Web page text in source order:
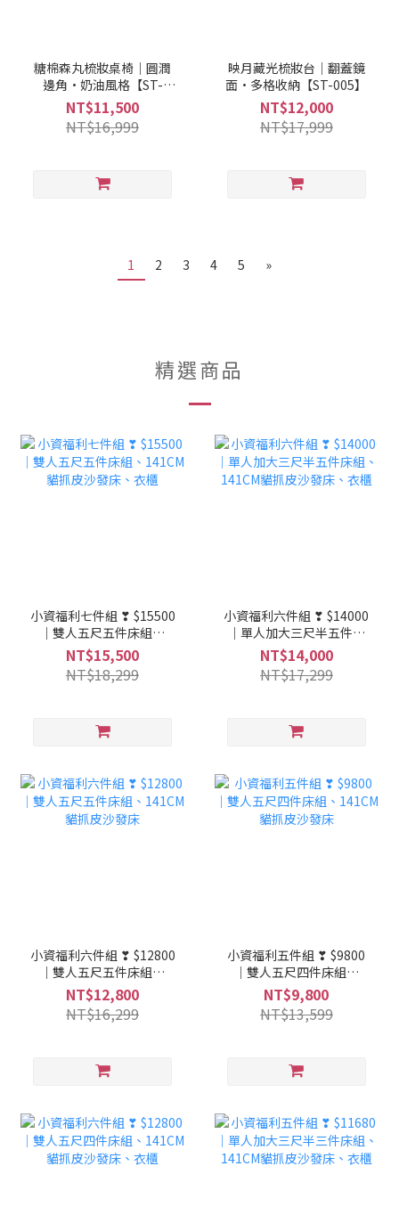
糖棉森丸梳妝桌椅｜圓潤
邊角·奶油風格【ST-
006】
NT$11,500
NT$16,999
映月藏光梳妝台｜翻蓋鏡
面·多格收納【ST-005】
NT$12,000
NT$17,999
1 2 3 4 5 »
精選商品
小資福利七件組 ❣ $15500
｜雙人五尺五件床組、
141CM貓抓皮沙發床、衣
櫃
NT$15,500
NT$18,299
小資福利六件組 ❣ $14000
｜單人加大三尺半五件床
組、141CM貓抓皮沙發
床、衣櫃
NT$14,000
NT$17,299
小資福利六件組 ❣ $12800
｜雙人五尺五件床組、
141CM貓抓皮沙發床
NT$12,800
NT$16,299
小資福利五件組 ❣ $9800
｜雙人五尺四件床組、
141CM貓抓皮沙發床
NT$9,800
NT$13,599